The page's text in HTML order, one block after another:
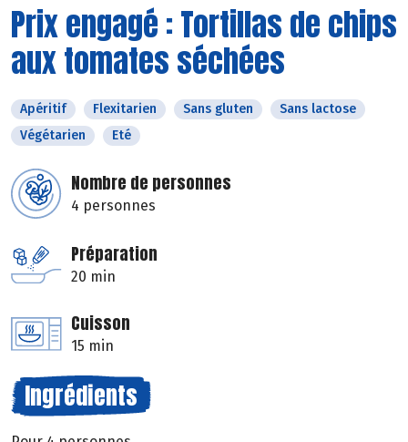
Prix engagé : Tortillas de chips
aux tomates séchées
Apéritif Flexitarien Sans gluten
Sans lactose
Végétarien
Eté
Nombre de personnes
4 personnes
Préparation
20 min
Cuisson
15 min
Ingrédients